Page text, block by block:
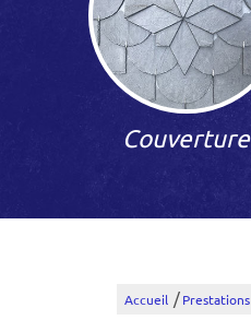
Couverture
Accueil / Prestations